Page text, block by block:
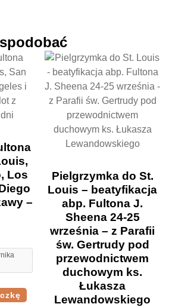
Los
–
Pielgrzymka do St.
Louis – beatyfikacja
abp. Fultona J.
Sheena 24-25
września – z Parafii
św. Gertrudy pod
przewodnictwem
duchowym ks.
Łukasza
Lewandowskiego